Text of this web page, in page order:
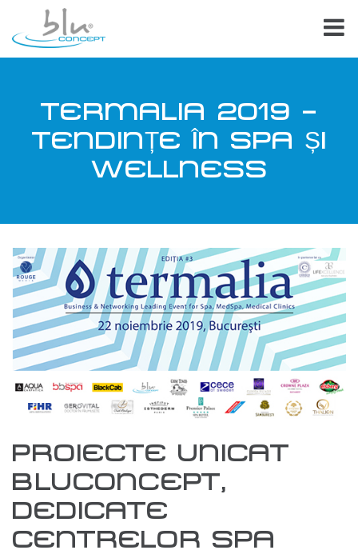
TERMALIA 2019 –
TENDINȚE ÎN SPA ȘI
WELLNESS
PROIECTE UNICAT
BLUCONCEPT,
DEDICATE
CENTRELOR SPA